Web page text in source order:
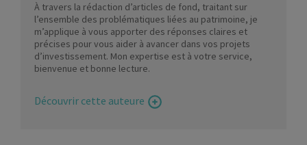
À travers la rédaction d’articles de fond, traitant sur
l’ensemble des problématiques liées au patrimoine, je
m’applique à vous apporter des réponses claires et
précises pour vous aider à avancer dans vos projets
d’investissement. Mon expertise est à votre service,
bienvenue et bonne lecture.
Découvrir cette auteure